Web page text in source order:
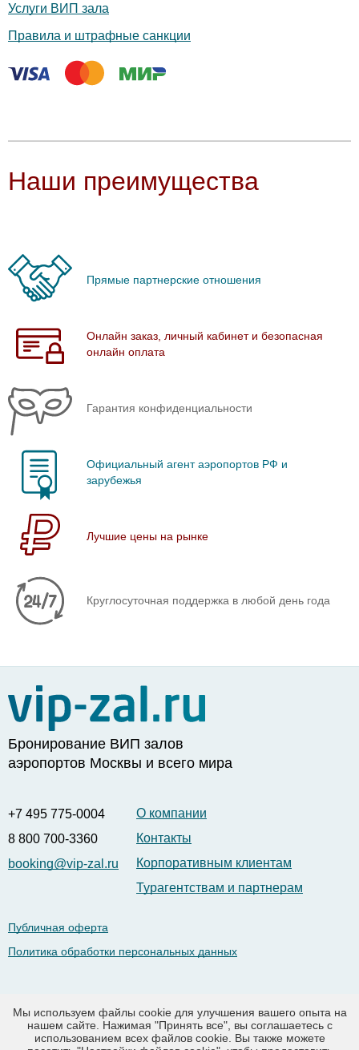
Мы используем файлы cookie для улучшения вашего опыта на
нашем сайте. Нажимая "Принять все", вы соглашаетесь с
использованием всех файлов cookie. Вы также можете
Услуги ВИП зала
Правила и штрафные санкции
Наши преимущества
Прямые партнерские отношения
Онлайн заказ, личный кабинет и безопасная
онлайн оплата
Гарантия конфиденциальности
Официальный агент аэропортов РФ и
зарубежья
Лучшие цены на рынке
Круглосуточная поддержка в любой день года
Бронирование ВИП залов
аэропортов Москвы и всего мира
+7 495 775-0004
8 800 700-3360
booking@vip-zal.ru
О компании
Контакты
Корпоративным клиентам
Турагентствам и партнерам
Публичная оферта
Политика обработки персональных данных
Рус |Eng